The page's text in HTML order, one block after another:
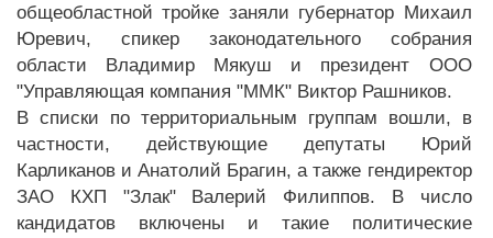
общеобластной тройке заняли губернатор Михаил
Юревич, спикер законодательного собрания
области Владимир Мякуш и президент ООО
"Управляющая компания "ММК" Виктор Рашников.
В списки по территориальным группам вошли, в
частности, действующие депутаты Юрий
Карликанов и Анатолий Брагин, а также гендиректор
ЗАО КХП "Злак" Валерий Филиппов. В число
кандидатов включены и такие политические